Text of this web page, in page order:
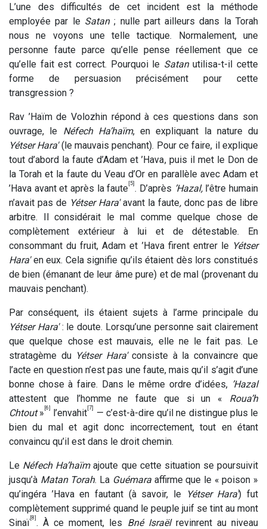
L’une des difficultés de cet incident est la méthode
employée par le Satan; nulle part ailleurs dans la Torah
nous ne voyons une telle tactique. Normalement, une
personne faute parce qu’elle pense réellement que ce
qu’elle fait est correct. Pourquoi le Satanutilisa-t-il cette
forme de persuasion précisément pour cette
transgression ?
Rav ’Haïm de Volozhin répond à ces questions dans son
ouvrage, le Néfech Ha’haïm, en expliquant la nature du
Yétser Hara'(le mauvais penchant). Pour ce faire, il explique
tout d’abord la faute d’Adam et ’Hava, puis il met le Don de
la Torah et la faute du Veau d’Or en parallèle avec Adam et
’Hava avant et après la faute [5] . D’après ’Hazal,l’être humain
n’avait pas de Yétser Hara'avant la faute, donc pas de libre
arbitre. Il considérait le mal comme quelque chose de
complètement extérieur à lui et de détestable. En
consommant du fruit, Adam et ’Hava firent entrer le Yétser
Hara'en eux. Cela signifie qu’ils étaient dès lors constitués
de bien (émanant de leur âme pure) et de mal (provenant du
mauvais penchant).
Par conséquent, ils étaient sujets à l’arme principale du
Yétser Hara': le doute. Lorsqu’une personne sait clairement
que quelque chose est mauvais, elle ne le fait pas. Le
stratagème du Yétser Hara'consiste à la convaincre que
l’acte en question n’est pas une faute, mais qu’il s’agit d’une
bonne chose à faire. Dans le même ordre d’idées, ’Hazal
attestent que l’homme ne faute que si un « Roua’h
Chtout» [6] l’envahit [7]
— c’est-à-dire qu’il ne distingue plus le
bien du mal et agit donc incorrectement, tout en étant
convaincu qu’il est dans le droit chemin.
Le Néfech Ha’haïmajoute que cette situation se poursuivit
jusqu’à Matan Torah. La Guémaraaffirme que le « poison »
qu’ingéra ’Hava en fautant (à savoir, le
Yétser Hara') fut
complètement supprimé quand le peuple juif se tint au mont
Sinaï [8] . À ce moment, les Bné Israëlrevinrent au niveau